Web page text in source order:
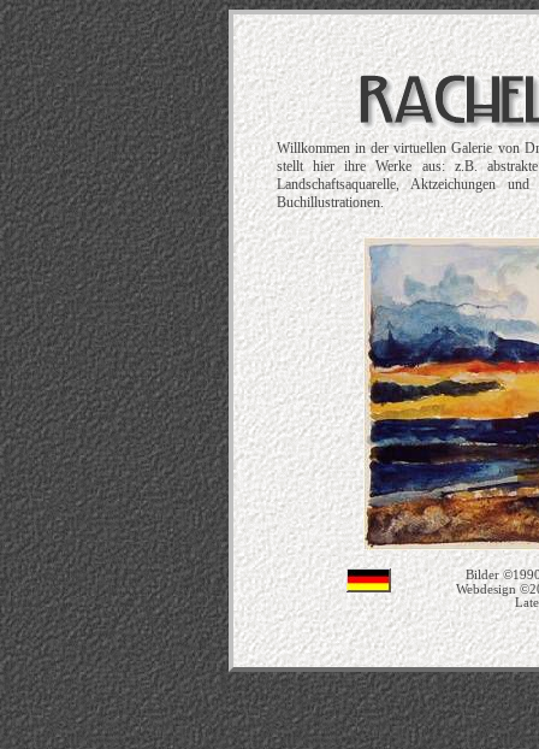
Willkommen in der virtuellen Galerie von
stellt hier ihre Werke aus: z.B.
Landschaftsaquarelle, Aktzeichungen
Buchillustrationen.
Bilder
Webdesign